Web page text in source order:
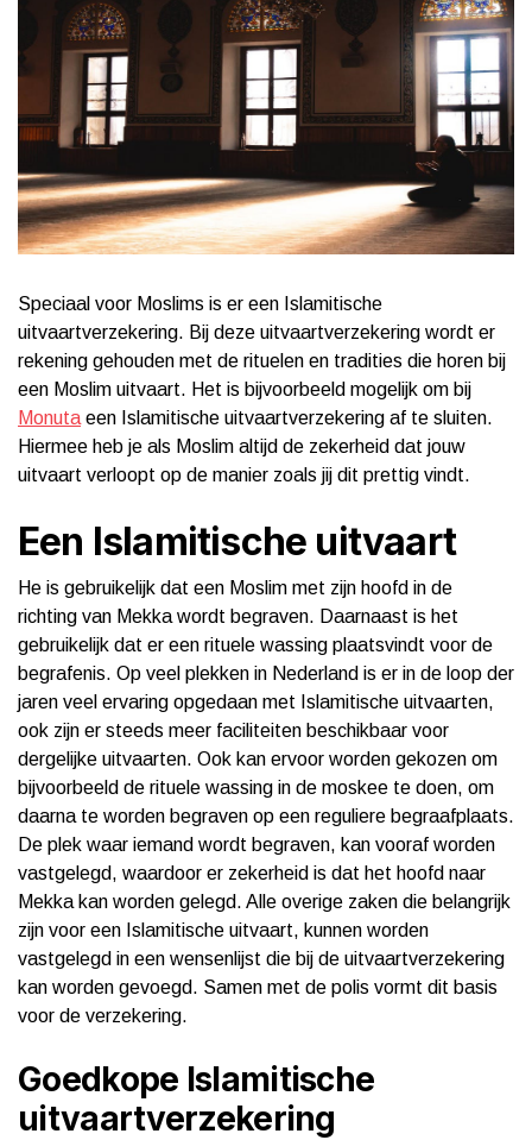
Speciaal voor Moslims is er een Islamitische
uitvaartverzekering. Bij deze uitvaartverzekering wordt er
rekening gehouden met de rituelen en tradities die horen bij
een Moslim uitvaart. Het is bijvoorbeeld mogelijk om bij
Monuta een Islamitische uitvaartverzekering af te sluiten.
Hiermee heb je als Moslim altijd de zekerheid dat jouw
uitvaart verloopt op de manier zoals jij dit prettig vindt.
Een Islamitische uitvaart
He is gebruikelijk dat een Moslim met zijn hoofd in de
richting van Mekka wordt begraven. Daarnaast is het
gebruikelijk dat er een rituele wassing plaatsvindt voor de
begrafenis. Op veel plekken in Nederland is er in de loop der
jaren veel ervaring opgedaan met Islamitische uitvaarten,
ook zijn er steeds meer faciliteiten beschikbaar voor
dergelijke uitvaarten. Ook kan ervoor worden gekozen om
bijvoorbeeld de rituele wassing in de moskee te doen, om
daarna te worden begraven op een reguliere begraafplaats.
De plek waar iemand wordt begraven, kan vooraf worden
vastgelegd, waardoor er zekerheid is dat het hoofd naar
Mekka kan worden gelegd. Alle overige zaken die belangrijk
zijn voor een Islamitische uitvaart, kunnen worden
vastgelegd in een wensenlijst die bij de uitvaartverzekering
kan worden gevoegd. Samen met de polis vormt dit basis
voor de verzekering.
Goedkope Islamitische
uitvaartverzekering